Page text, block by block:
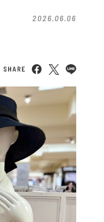
2026.06.06